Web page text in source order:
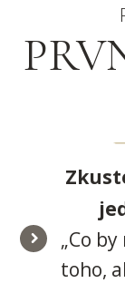
„Co
toho,